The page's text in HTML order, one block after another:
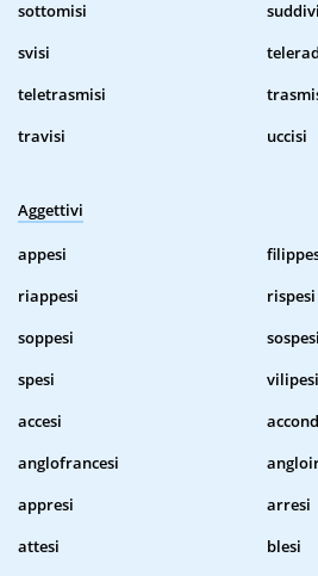
sottomisi
svisi
teletrasmisi
travisi
uccisi
Aggettivi
appesi
riappesi
rispesi
soppesi
sospesi
spesi
vilipesi
accesi
anglofrancesi
appresi
arresi
attesi
blesi